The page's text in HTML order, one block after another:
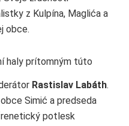
z Kulpína, Maglića a
obce.
haly prítomným túto
Rastislav Labáth.
Simić a predseda
potlesk